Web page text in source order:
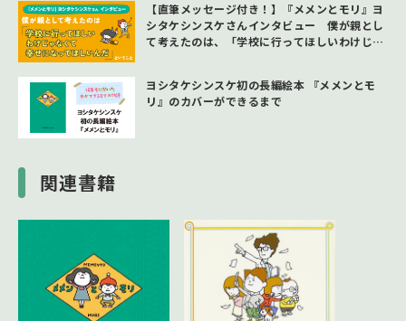
【直筆メッセージ付き！】『メメンとモリ』ヨ
シタケシンスケさんインタビュー 僕が親とし
て考えたのは、「学校に行ってほしいわけじゃ
ヨシタケシンスケ初の長編絵本 『メメンとモ
リ』のカバーができるまで
関連書籍